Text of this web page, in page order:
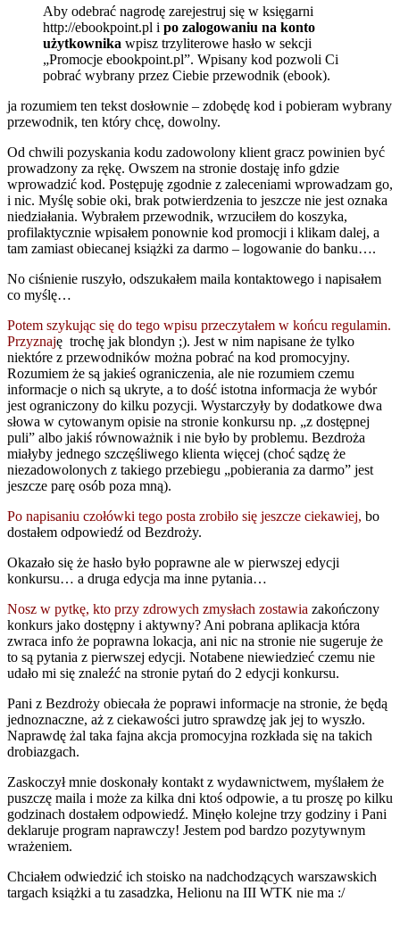
Aby odebrać nagrodę zarejestruj się w księgarni
http://ebookpoint.pl i po zalogowaniu na konto
użytkownika wpisz trzyliterowe hasło w sekcji
„Promocje ebookpoint.pl”. Wpisany kod pozwoli Ci
pobrać wybrany przez Ciebie przewodnik (ebook).
ja rozumiem ten tekst dosłownie – zdobędę kod i pobieram wybrany
przewodnik, ten który chcę, dowolny.
Od chwili pozyskania kodu zadowolony klient gracz powinien być
prowadzony za rękę. Owszem na stronie dostaję info gdzie
wprowadzić kod. Postępuję zgodnie z zaleceniami wprowadzam go,
i nic. Myślę sobie oki, brak potwierdzenia to jeszcze nie jest oznaka
niedziałania. Wybrałem przewodnik, wrzuciłem do koszyka,
profilaktycznie wpisałem ponownie kod promocji i klikam dalej, a
tam zamiast obiecanej książki za darmo – logowanie do banku….
No ciśnienie ruszyło, odszukałem maila kontaktowego i napisałem
co myślę…
Potem szykując się do tego wpisu przeczytałem w końcu regulamin.
Przyznaję trochę jak blondyn ;). Jest w nim napisane że tylko
niektóre z przewodników można pobrać na kod promocyjny.
Rozumiem że są jakieś ograniczenia, ale nie rozumiem czemu
informacje o nich są ukryte, a to dość istotna informacja że wybór
jest ograniczony do kilku pozycji. Wystarczyły by dodatkowe dwa
słowa w cytowanym opisie na stronie konkursu np. „z dostępnej
puli” albo jakiś równoważnik i nie było by problemu. Bezdroża
miałyby jednego szczęśliwego klienta więcej (choć sądzę że
niezadowolonych z takiego przebiegu „pobierania za darmo” jest
jeszcze parę osób poza mną).
Po napisaniu czołówki tego posta zrobiło się jeszcze ciekawiej, bo
dostałem odpowiedź od Bezdroży.
Okazało się że hasło było poprawne ale w pierwszej edycji
konkursu… a druga edycja ma inne pytania…
Nosz w pytkę, kto przy zdrowych zmysłach zostawia zakończony
konkurs jako dostępny i aktywny? Ani pobrana aplikacja która
zwraca info że poprawna lokacja, ani nic na stronie nie sugeruje że
to są pytania z pierwszej edycji. Notabene niewiedzieć czemu nie
udało mi się znaleźć na stronie pytań do 2 edycji konkursu.
Pani z Bezdroży obiecała że poprawi informacje na stronie, że będą
jednoznaczne, aż z ciekawości jutro sprawdzę jak jej to wyszło.
Naprawdę żal taka fajna akcja promocyjna rozkłada się na takich
drobiazgach.
Zaskoczył mnie doskonały kontakt z wydawnictwem, myślałem że
puszczę maila i może za kilka dni ktoś odpowie, a tu proszę po kilku
godzinach dostałem odpowiedź. Minęło kolejne trzy godziny i Pani
deklaruje program naprawczy! Jestem pod bardzo pozytywnym
wrażeniem.
Chciałem odwiedzić ich stoisko na nadchodzących warszawskich
targach książki a tu zasadzka, Helionu na III WTK nie ma :/